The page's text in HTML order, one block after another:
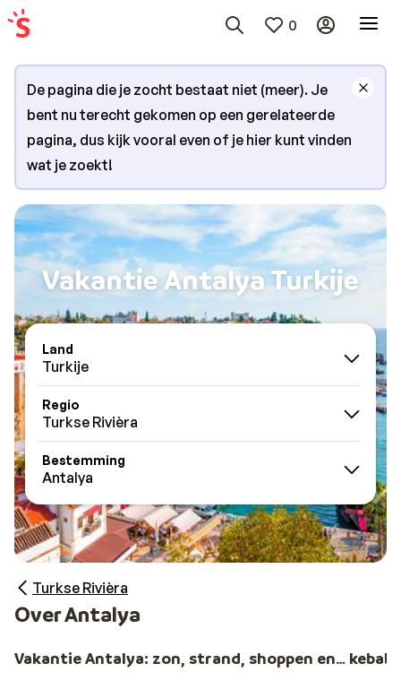
0
De pagina die je zocht bestaat niet (meer). Je
bent nu terecht gekomen op een gerelateerde
pagina, dus kijk vooral even of je hier kunt vinden
wat je zoekt!
Vakantie Antalya Turkije
Land
Turkije
Regio
Turkse Rivièra
Bestemming
Antalya
Turkse Rivièra
Over Antalya
Vakantie Antalya: zon, strand, shoppen en… kebab!